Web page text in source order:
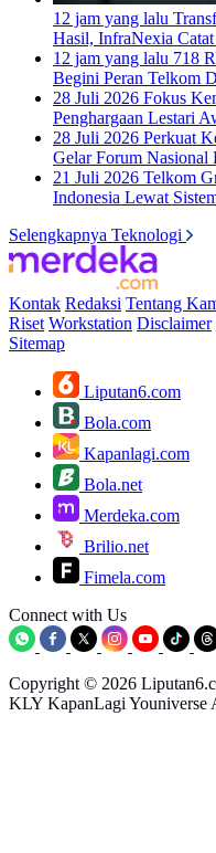
12 jam yang lalu
Hasil, InfraNexia
12 jam yang lalu 718
Begini Peran Telkom
28 Juli 2026 Fokus
Penghargaan Lestari
28 Juli 2026 Perkuat
Gelar Forum Nasional
21 Juli 2026 Telkom
Indonesia Lewat
Selengkapnya Teknologi
Kontak Redaksi Tentang
Riset Workstation Disclaimer
Sitemap
Liputan6.com
Bola.com
Kapanlagi.com
Bola.net
Merdeka.com
Brilio.net
Fimela.com
Connect with Us
Copyright © 2026
KLY KapanLagi Youniverse